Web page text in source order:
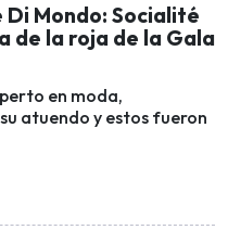
Mondo: Socialité
de la roja de la Gala
en moda,
atuendo y estos fueron